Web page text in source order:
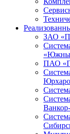
ЗАО
ПАО